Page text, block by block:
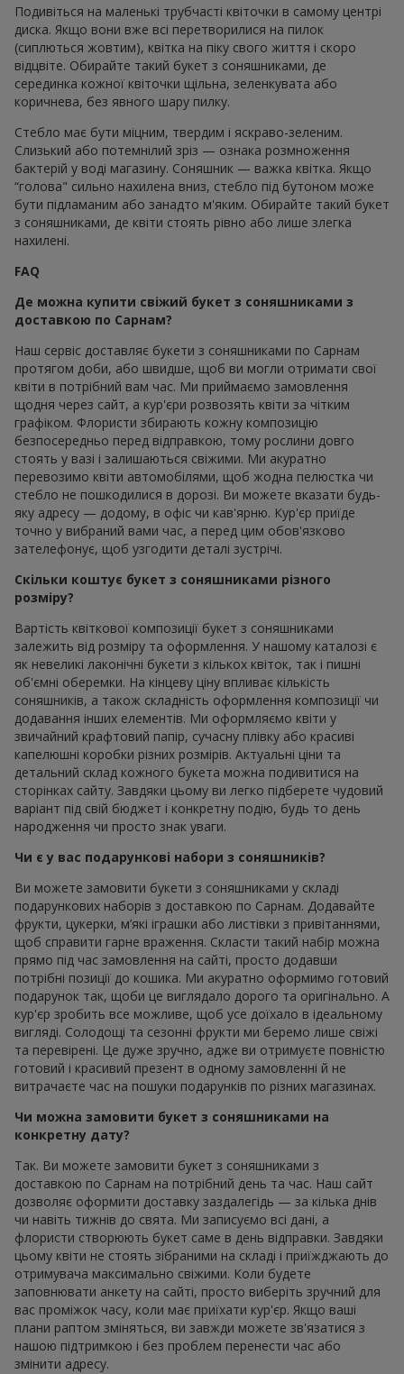
Подивіться на маленькі трубчасті квіточки в самому центрі
диска. Якщо вони вже всі перетворилися на пилок
(сиплються жовтим), квітка на піку свого життя і скоро
відцвіте. Обирайте такий букет з соняшниками, де
серединка кожної квіточки щільна, зеленкувата або
коричнева, без явного шару пилку.
Стебло має бути міцним, твердим і яскраво-зеленим.
Слизький або потемнілий зріз — ознака розмноження
бактерій у воді магазину. Соняшник — важка квітка. Якщо
“голова" сильно нахилена вниз, стебло під бутоном може
бути підламаним або занадто м'яким. Обирайте такий букет
з соняшниками, де квіти стоять рівно або лише злегка
нахилені.
FAQ
Де можна купити свіжий букет з соняшниками з
доставкою по Сарнам?
Наш сервіс доставляє букети з соняшниками по Сарнам
протягом доби, або швидше, щоб ви могли отримати свої
квіти в потрібний вам час. Ми приймаємо замовлення
щодня через сайт, а кур'єри розвозять квіти за чітким
графіком. Флористи збирають кожну композицію
безпосередньо перед відправкою, тому рослини довго
стоять у вазі і залишаються свіжими. Ми акуратно
перевозимо квіти автомобілями, щоб жодна пелюстка чи
стебло не пошкодилися в дорозі. Ви можете вказати будь-
яку адресу — додому, в офіс чи кав'ярню. Кур'єр приїде
точно у вибраний вами час, а перед цим обов'язково
зателефонує, щоб узгодити деталі зустрічі.
Скільки коштує букет з соняшниками різного
розміру?
Вартість квіткової композиції букет з соняшниками
залежить від розміру та оформлення. У нашому каталозі є
як невеликі лаконічні букети з кількох квіток, так і пишні
об'ємні оберемки. На кінцеву ціну впливає кількість
соняшників, а також складність оформлення композиції чи
додавання інших елементів. Ми оформляємо квіти у
звичайний крафтовий папір, сучасну плівку або красиві
капелюшні коробки різних розмірів. Актуальні ціни та
детальний склад кожного букета можна подивитися на
сторінках сайту. Завдяки цьому ви легко підберете чудовий
варіант під свій бюджет і конкретну подію, будь то день
народження чи просто знак уваги.
Чи є у вас подарункові набори з соняшників?
Ви можете замовити букети з соняшниками у складі
подарункових наборів з доставкою по Сарнам. Додавайте
фрукти, цукерки, м’які іграшки або листівки з привітаннями,
щоб справити гарне враження. Скласти такий набір можна
прямо під час замовлення на сайті, просто додавши
потрібні позиції до кошика. Ми акуратно оформимо готовий
подарунок так, щоби це виглядало дорого та оригінально. А
кур'єр зробить все можливе, щоб усе доїхало в ідеальному
вигляді. Солодощі та сезонні фрукти ми беремо лише свіжі
та перевірені. Це дуже зручно, адже ви отримуєте повністю
готовий і красивий презент в одному замовленні й не
витрачаєте час на пошуки подарунків по різних магазинах.
Чи можна замовити букет з соняшниками на
конкретну дату?
Так. Ви можете замовити букет з соняшниками з
доставкою по Сарнам на потрібний день та час. Наш сайт
дозволяє оформити доставку заздалегідь — за кілька днів
чи навіть тижнів до свята. Ми записуємо всі дані, а
флористи створюють букет саме в день відправки. Завдяки
цьому квіти не стоять зібраними на складі і приїжджають до
отримувача максимально свіжими. Коли будете
заповнювати анкету на сайті, просто виберіть зручний для
вас проміжок часу, коли має приїхати кур'єр. Якщо ваші
плани раптом зміняться, ви завжди можете зв'язатися з
нашою підтримкою і без проблем перенести час або
змінити адресу.